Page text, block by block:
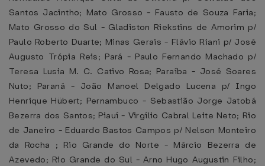
Santos Jacintho; Mato Grosso - Fausto de Souza Faria;
Mato Grosso do Sul - Gladiston Riekstins de Amorim p/
Paulo Roberto Duarte; Minas Gerais - Flávio Riani p/ José
Augusto Trópia Reis; Pará - Paulo Fernando Machado p/
Teresa Lusia M. C. Cativo Rosa; Paraíba - José Soares
Nuto; Paraná - João Manoel Delgado Lucena p/ Ingo
Henrique Hübert; Pernambuco - Sebastião Jorge Jatobá
Bezerra dos Santos; Piauí - Virgílio Cabral Leite Neto; Rio
de Janeiro - Eduardo Bastos Campos p/ Nelson Monteiro
da Rocha ; Rio Grande do Norte - Márcio Bezerra de
Azevedo; Rio Grande do Sul - Arno Hugo Augustin Filho;